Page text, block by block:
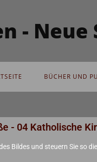
-
BÜCHER UND
- 04 Katholische
Bildes und steuern Sie so